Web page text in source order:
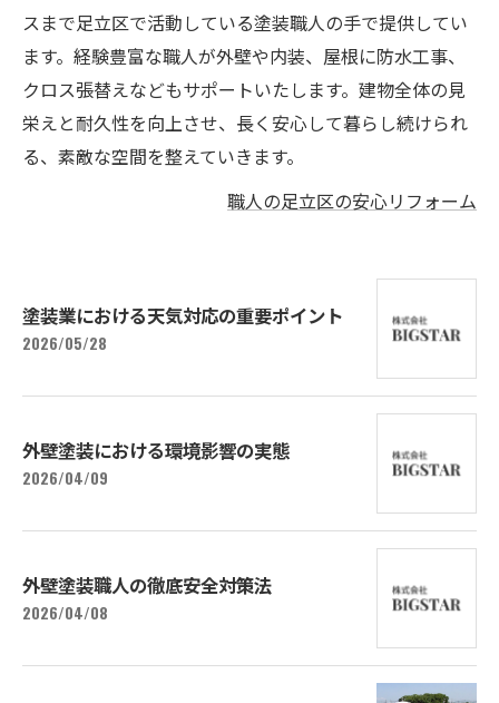
スまで足立区で活動している塗装職人の手で提供してい
ます。経験豊富な職人が外壁や内装、屋根に防水工事、
クロス張替えなどもサポートいたします。建物全体の見
栄えと耐久性を向上させ、長く安心して暮らし続けられ
る、素敵な空間を整えていきます。
職人の足立区の安心リフォーム
塗装業における天気対応の重要ポイント
2026/05/28
外壁塗装における環境影響の実態
2026/04/09
外壁塗装職人の徹底安全対策法
2026/04/08